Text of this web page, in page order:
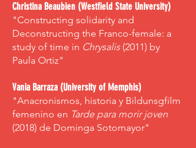
Christina Beaubien (Westfield State University)
"Constructing solidarity and
Deconstructing the Franco-female: a
study of time in Chrysalis(2011) by
Paula Ortiz"
Vania Barraza (University of Memphis)
"Anacronismos, historia y Bildunsgfilm
femenino en Tarde para morir joven
(2018) de Dominga Sotomayor"